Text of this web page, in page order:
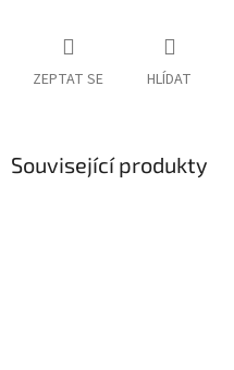
ZEPTAT SE HLÍDAT
Související produkty